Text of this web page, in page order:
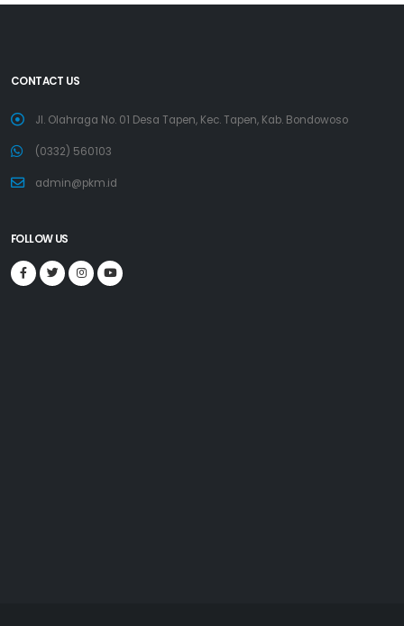
CONTACT US
Jl. Olahraga No. 01 Desa Tapen, Kec. Tapen, Kab. Bondowoso
(0332) 560103
admin@pkm.id
FOLLOW US